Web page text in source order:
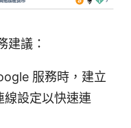
建議：
服務時，建立
線設定以快速連